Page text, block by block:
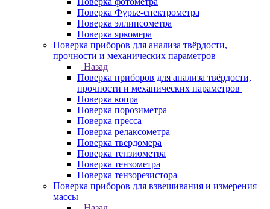
Поверка Фурье-спектрометра
Поверка эллипсометра
Поверка яркомера
Поверка приборов для анализа твёрдости,
прочности и механических параметров
Назад
Поверка приборов для анализа твёрдости,
прочности и механических параметров
Поверка копра
Поверка порозиметра
Поверка пресса
Поверка релаксометра
Поверка твердомера
Поверка тензиометра
Поверка тензометра
Поверка тензорезистора
Поверка приборов для взвешивания и измерения
массы